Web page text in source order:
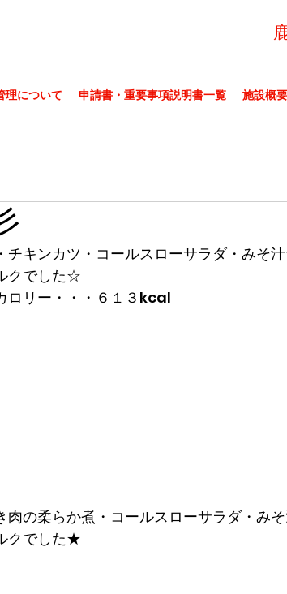
理について 申請書・重要事項説明書一覧 施設概要
チキンカツ・コールスローサラダ・みそ
クでした☆
ロリー・・・６１３kcal
肉の柔らか煮・コールスローサラダ・み
クでした★